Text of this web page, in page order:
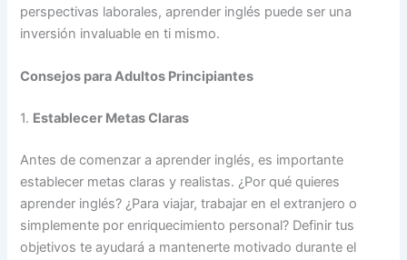
perspectivas laborales, aprender inglés puede ser una
inversión invaluable en ti mismo.
Consejos para Adultos Principiantes
1. Establecer Metas Claras
Antes de comenzar a aprender inglés, es importante
establecer metas claras y realistas. ¿Por qué quieres
aprender inglés? ¿Para viajar, trabajar en el extranjero o
simplemente por enriquecimiento personal? Definir tus
objetivos te ayudará a mantenerte motivado durante el